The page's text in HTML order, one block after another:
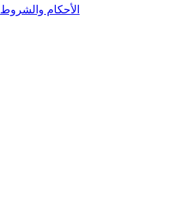
الأحكام والشروط